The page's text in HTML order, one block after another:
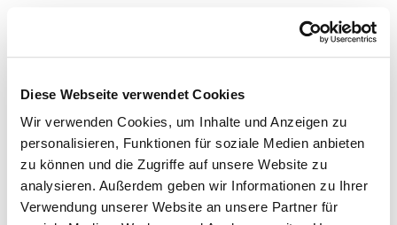
Diese Webseite verwendet Cookies
Wir verwenden Cookies, um Inhalte und Anzeigen zu
personalisieren, Funktionen für soziale Medien anbieten
zu können und die Zugriffe auf unsere Website zu
analysieren. Außerdem geben wir Informationen zu Ihrer
Verwendung unserer Website an unsere Partner für